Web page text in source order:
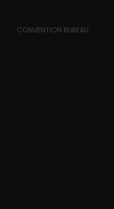
CONVENTION BUREAU